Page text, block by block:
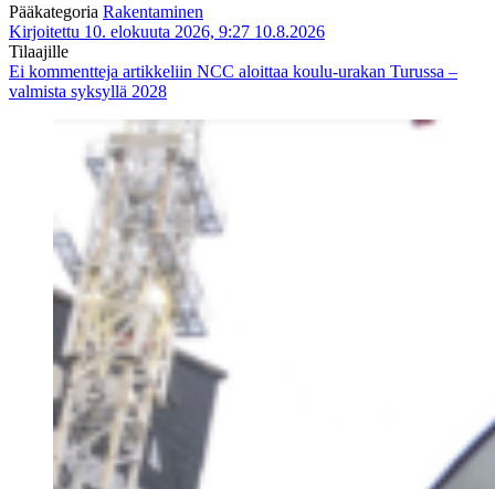
Pääkategoria Rakentaminen
Kirjoitettu 10. elokuuta 2026, 9:27 10.8.2026
Tilaajille
Ei kommentteja artikkeliin NCC aloittaa koulu-urakan Turussa –
valmista syksyllä 2028